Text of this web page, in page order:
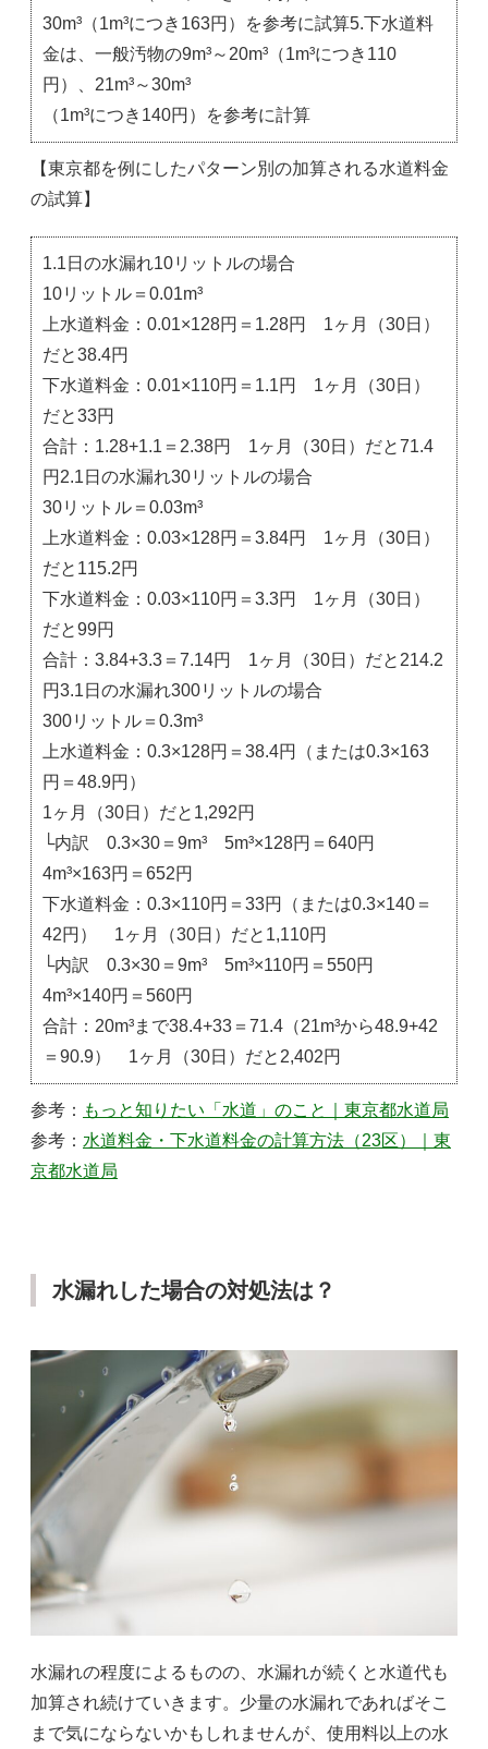
30m³（1m³につき163円）を参考に試算5.下水道料
金は、一般汚物の9m³～20m³（1m³につき110
円）、21m³～30m³
（1m³につき140円）を参考に計算
【東京都を例にしたパターン別の加算される水道料金
の試算】
1.1日の水漏れ10リットルの場合
10リットル＝0.01m³
上水道料金：0.01×128円＝1.28円 1ヶ月（30日）
だと38.4円
下水道料金：0.01×110円＝1.1円 1ヶ月（30日）
だと33円
合計：1.28+1.1＝2.38円 1ヶ月（30日）だと71.4
円2.1日の水漏れ30リットルの場合
30リットル＝0.03m³
上水道料金：0.03×128円＝3.84円 1ヶ月（30日）
だと115.2円
下水道料金：0.03×110円＝3.3円 1ヶ月（30日）
だと99円
合計：3.84+3.3＝7.14円 1ヶ月（30日）だと214.2
円3.1日の水漏れ300リットルの場合
300リットル＝0.3m³
上水道料金：0.3×128円＝38.4円（または0.3×163
円＝48.9円）
1ヶ月（30日）だと1,292円
└内訳 0.3×30＝9m³ 5m³×128円＝640円
4m³×163円＝652円
下水道料金：0.3×110円＝33円（または0.3×140＝
42円） 1ヶ月（30日）だと1,110円
└内訳 0.3×30＝9m³ 5m³×110円＝550円
4m³×140円＝560円
合計：20m³まで38.4+33＝71.4（21m³から48.9+42
＝90.9） 1ヶ月（30日）だと2,402円
参考： もっと知りたい「水道」のこと｜東京都水道局
参考： 水道料金・下水道料金の計算方法（23区）｜東
京都水道局
水漏れした場合の対処法は？
水漏れの程度によるものの、水漏れが続くと水道代も
加算され続けていきます。少量の水漏れであればそこ
まで気にならないかもしれませんが、使用料以上の水